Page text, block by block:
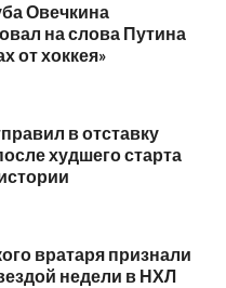
Овечкина
на слова Путина
от хоккея»
в отставку
худшего старта
вратаря признали
недели в НХЛ